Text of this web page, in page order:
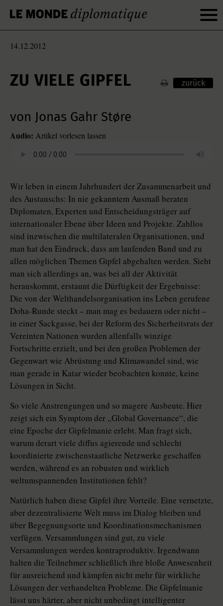
14.12.2012
ZU VIELE GIPFEL zurück
von Jonas Gahr Støre
Audio: Artikel vorlesen lassen
Wir leben in einem Jahrhundert der Zusammenarbeit und
des Austauschs: In nie gekanntem Ausmaß beraten
Diplomaten, Experten und Entscheidungsträger auf
internationaler Ebene über Ideen und Projekte. Zahllos
sind inzwischen die multilateralen Organisationen, und
man hat den Eindruck, dass am laufenden Band und zu
allen möglichen Themen Gipfel abgehalten werden. Sieht
man sich allerdings an, was bei all der Aktivität
herauskommt, erstaunt die Dürftigkeit der Ergebnisse:
Die von der Welthandelsorganisation ins Leben gerufene
Doha-Runde steckt – man mag es bedauern oder nicht –
in einer Sackgasse, bei der Reform des Sicherheitsrats der
Vereinten Nationen wurden allenfalls winzige
Fortschritte erzielt, und bei den großen Problemen der
Gegenwart wie Abrüstung und Klimawandel sind, wie
man gerade in Katar wieder beobachten konnte, keine
Lösungen in Sicht.
So viele Anstrengungen und so magere Ausbeute. Hier
zeigt sich ein Symptom der „Global Governance“, die
eine Epoche der Gipfelmanie erlebt. Man fragt sich,
warum derart viele diffus agierende und schlecht
koordinierte zwischenstaatliche Netzwerke geschaffen
werden, während es an robusten und wirklich
weltumspannenden Institutionen fehlt?
Natürlich haben diese Gipfel ihre Vorteile. Eine vernetzte,
aber dezentralisierte Welt muss im Dialog bleiben und
über Begegnungsorte und Koordinationsmechanismen
verfügen. Versammlungen sind gut, zu viele
Versammlungen werden kontraproduktiv. Irgendwann
halten die Teilnehmer schließlich ihre bloße Anwesenheit
für ausreichend und kämpfen nicht mehr für wirkliche
Lösungen der verhandelten Probleme. Die Gipfelmanie
lässt uns härter, aber nicht unbedingt intelligenter